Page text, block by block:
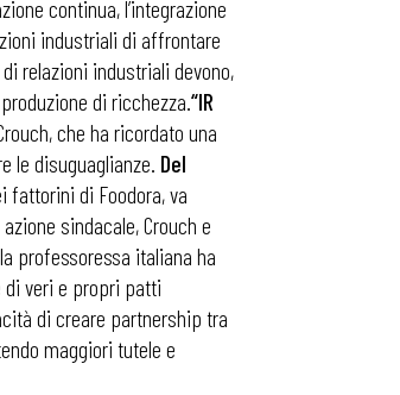
continua, l’integrazione
industriali di affrontare
relazioni industriali devono,
di ricchezza.“IR
che ha ricordato una
le disuguaglianze. Del
fattorini di Foodora, va
sindacale, Crouch e
professoressa italiana ha
di veri e propri patti
di creare partnership tra
maggiori tutele e